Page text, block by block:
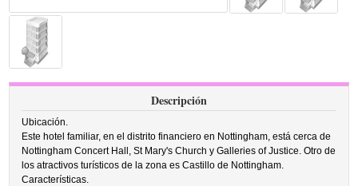
Descripción
Ubicación.
Este hotel familiar, en el distrito financiero en Nottingham, está cerca de
Nottingham Concert Hall, St Mary's Church y Galleries of Justice. Otro de
los atractivos turísticos de la zona es Castillo de Nottingham.
Características.